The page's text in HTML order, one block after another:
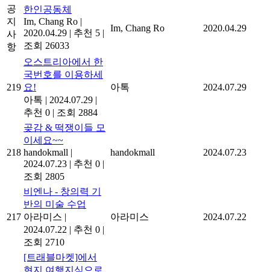
공
지
사
항
한인공동체
Im, Chang Ro |
2020.04.29 | 추천 5 |
조회 26033
Im, Chang Ro 2020.04.29
219
오스트리아에서 한
국번호를 이용하세
요!
아톡 | 2024.07.29 |
추천 0 | 조회 2884
아톡 2024.07.29
218
곶감 & 떡쟁이들 모
이세요~~
handokmall |
2024.07.23 | 추천 0 |
조회 2805
handokmall 2024.07.23
217
비엔나 - 창의력 기
반의 미술 수업
아라미스 |
2024.07.22 | 추천 0 |
조회 2710
아라미스 2024.07.22
[트래블마켓]에서